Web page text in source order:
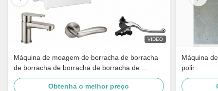
VIDEO
Máquina de moagem de borracha de borracha
de borracha de borracha de borracha de
borracha de borracha de borracha
Obtenha o melhor preço
Máquina
polir